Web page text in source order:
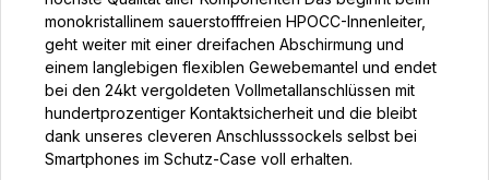
monokristallinem sauerstofffreien HPOCC-Innenleiter,
geht weiter mit einer dreifachen Abschirmung und
einem langlebigen flexiblen Gewebemantel und endet
bei den 24kt vergoldeten Vollmetallanschlüssen mit
hundertprozentiger Kontaktsicherheit und die bleibt
dank unseres cleveren Anschlusssockels selbst bei
Smartphones im Schutz-Case voll erhalten.